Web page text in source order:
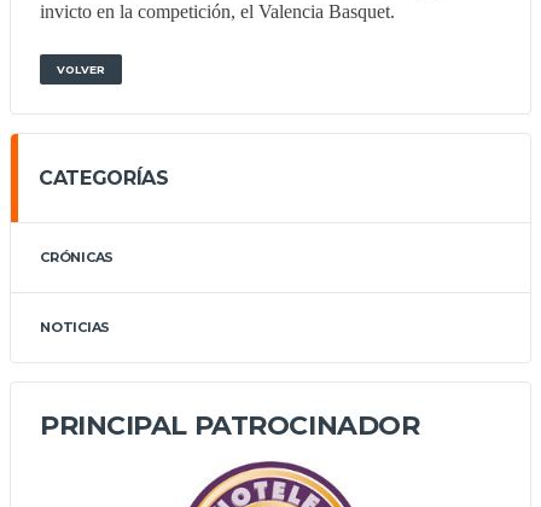
invicto en la competición, el Valencia Basquet.
VOLVER
CATEGORÍAS
CRÓNICAS
NOTICIAS
PRINCIPAL PATROCINADOR